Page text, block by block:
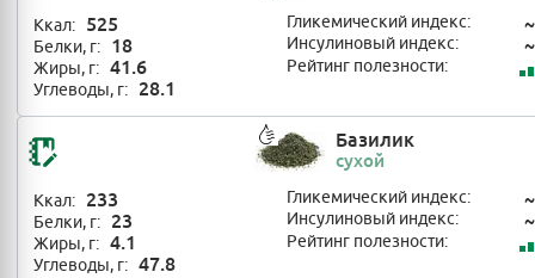
Ккал: 525
Белки, г: 18
Жиры, г: 41.6
Углеводы, г: 28.1
Гликемический индекс: ~
Инсулиновый индекс: ~
Рейтинг полезности:
Базилик
сухой
Ккал: 233
Белки, г: 23
Жиры, г: 4.1
Углеводы, г: 47.8
Гликемический индекс: ~
Инсулиновый индекс: ~
Рейтинг полезности: